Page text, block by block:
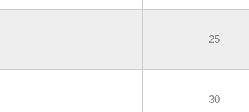
25
30